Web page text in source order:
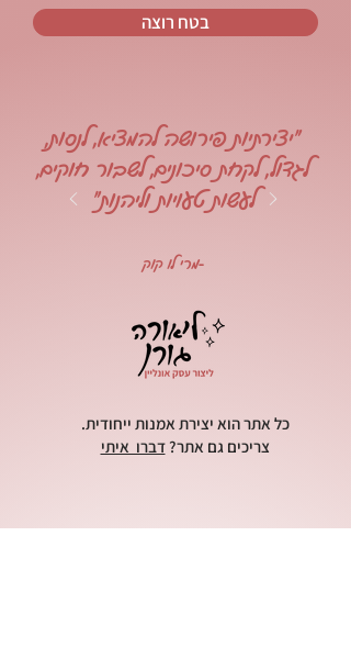
בטח רוצה
כל אתר הוא יצירת אמנות ייחודית.
צריכים גם אתר?דברו איתי
"יצירתיות פירושה להמציא, לנסות,
לגדול, לקחת סיכונים, לשבור חוקים,
לעשות טעויות וליהנות"
-מרי לו קוק